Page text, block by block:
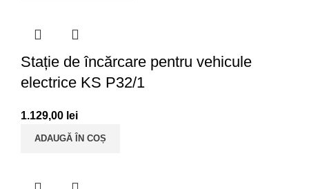
Stație de încărcare pentru vehicule
electrice KS P32/1
1.129,00 lei
ADAUGĂ ÎN COȘ